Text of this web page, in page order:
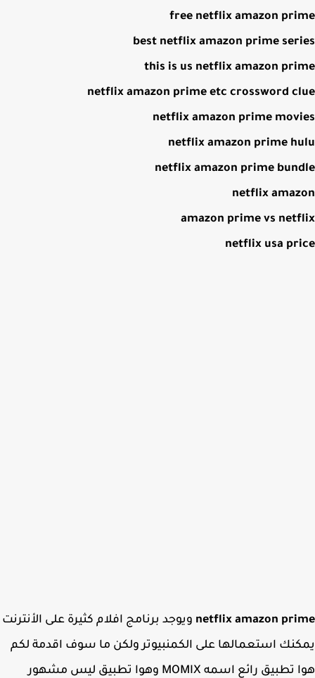
free netflix amazon
best netflix amazon prime
this is us netflix amazon
netflix amazon prime etc crossword
netflix amazon prime
netflix amazon prime
netflix amazon prime
netflix
amazon prime vs
netflix usa
netflix amazon ويوجد برنامج افلام كثيرة على الأنترنت
استعمالها على الكمنبيوتر ولكن ما سوف اقدمة لكم
هوا تطبيق رائع اسمه MOMIX وهوا تطبيق ليس مشهور